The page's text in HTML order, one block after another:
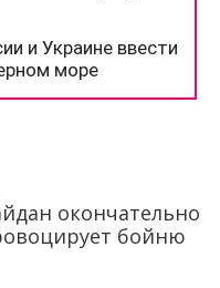
окончательно
бойню